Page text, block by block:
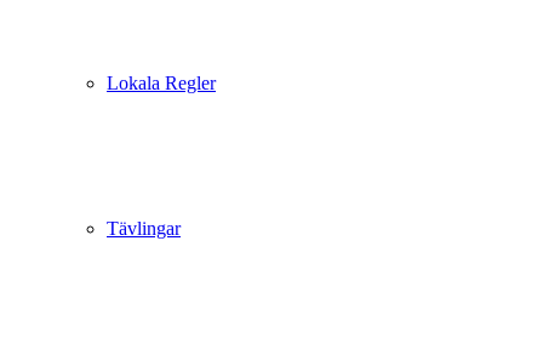
Lokala Regler
Tävlingar